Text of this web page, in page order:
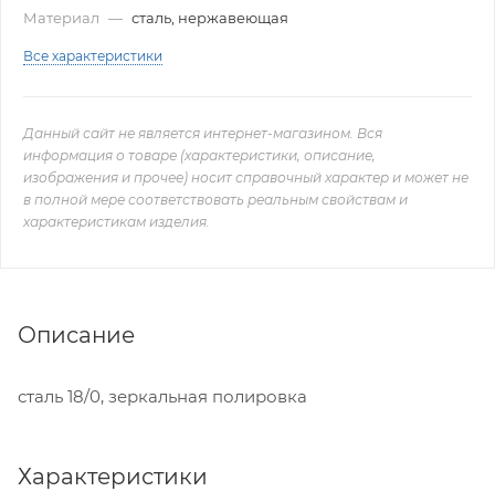
Материал — сталь, нержавеющая
Все характеристики
Данный сайт не является интернет-магазином. Вся
информация о товаре (характеристики, описание,
изображения и прочее) носит справочный характер и может не
в полной мере соответствовать реальным свойствам и
характеристикам изделия.
Описание
сталь 18/0, зеркальная полировка
Характеристики